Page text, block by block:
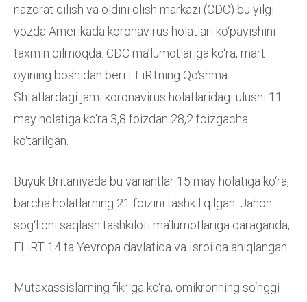
nazorat qilish va oldini olish markazi (CDC) bu yilgi
yozda Amerikada koronavirus holatlari ko‘payishini
taxmin qilmoqda. CDC maʼlumotlariga ko‘ra, mart
oyining boshidan beri FLiRTning Qo‘shma
Shtatlardagi jami koronavirus holatlaridagi ulushi 11
may holatiga ko‘ra 3,8 foizdan 28,2 foizgacha
ko‘tarilgan.
Buyuk Britaniyada bu variantlar 15 may holatiga ko‘ra,
barcha holatlarning 21 foizini tashkil qilgan. Jahon
sog‘liqni saqlash tashkiloti maʼlumotlariga qaraganda,
FLiRT 14 ta Yevropa davlatida va Isroilda aniqlangan.
Mutaxassislarning fikriga ko‘ra, omikronning so‘nggi